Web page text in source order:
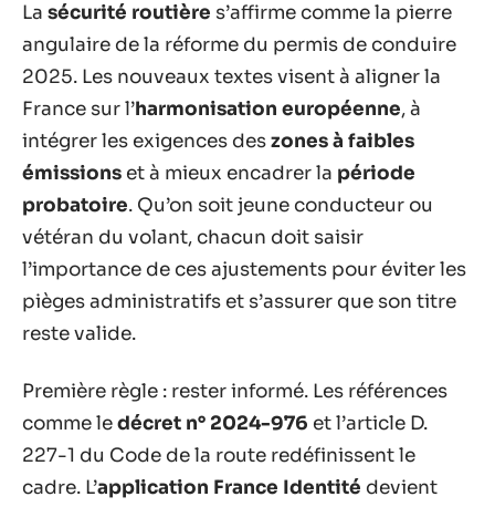
La sécurité routière s’affirme comme la pierre
angulaire de la réforme du permis de conduire
2025. Les nouveaux textes visent à aligner la
France sur l’harmonisation européenne, à
intégrer les exigences deszones à faibles
émissions et à mieux encadrer la période
probatoire. Qu’on soit jeune conducteur ou
vétéran du volant, chacun doit saisir
l’importance de ces ajustements pour éviter les
pièges administratifs et s’assurer que son titre
reste valide.
Première règle : rester informé. Les références
comme ledécret n° 2024-976 et l’article D.
227-1 du Code de la route redéfinissent le
cadre. L’application France Identité devient